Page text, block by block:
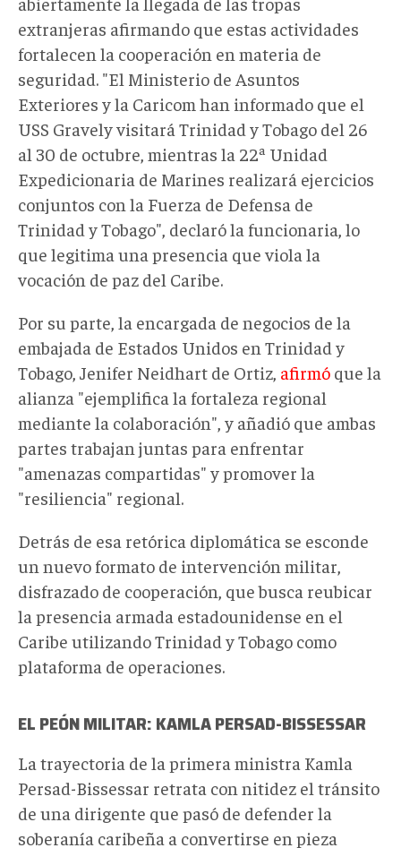
extranjeras afirmando que estas actividades
fortalecen la cooperación en materia de
seguridad. "El Ministerio de Asuntos
Exteriores y la Caricom han informado que el
USS Gravely visitará Trinidad y Tobago del 26
al 30 de octubre, mientras la 22ª Unidad
Expedicionaria de Marines realizará ejercicios
conjuntos con la Fuerza de Defensa de
Trinidad y Tobago", declaró la funcionaria, lo
que legitima una presencia que viola la
vocación de paz del Caribe.
Por su parte, la encargada de negocios de la
embajada de Estados Unidos en Trinidad y
Tobago, Jenifer Neidhart de Ortiz, afirmó que la
alianza "ejemplifica la fortaleza regional
mediante la colaboración", y añadió que ambas
partes trabajan juntas para enfrentar
"amenazas compartidas" y promover la
"resiliencia" regional.
Detrás de esa retórica diplomática se esconde
un nuevo formato de intervención militar,
disfrazado de cooperación, que busca reubicar
la presencia armada estadounidense en el
Caribe utilizando Trinidad y Tobago como
plataforma de operaciones.
EL PEÓN MILITAR:KAMLA PERSAD-BISSESSAR
La trayectoria de la primera ministra Kamla
Persad-Bissessar retrata con nitidez el tránsito
de una dirigente que pasó de defender la
soberanía caribeña a convertirse en pieza